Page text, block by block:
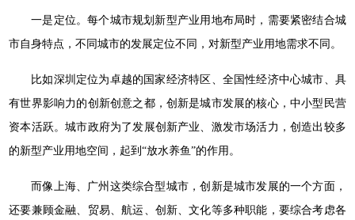
一是定位。每个城市规划新型产业用地布局时，需要紧密结合城
市自身特点，不同城市的发展定位不同，对新型产业用地需求不同。
比如深圳定位为卓越的国家经济特区、全国性经济中心城市、具
有世界影响力的创新创意之都，创新是城市发展的核心，中小型民营
资本活跃。城市政府为了发展创新产业、激发市场活力，创造出较多
的新型产业用地空间，起到“放水养鱼”的作用。
而像上海、广州这类综合型城市，创新是城市发展的一个方面，
还要兼顾金融、贸易、航运、创新、文化等多种职能，要综合考虑各